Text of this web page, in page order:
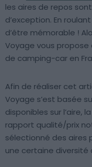
les aires de repos
d’exception. En
d’être mémorable !
Voyage vous propose
de camping-car en
Afin de réaliser cet
Voyage s’est basée
disponibles sur l’aire,
rapport qualité/prix
sélectionné des aires
une certaine diversité